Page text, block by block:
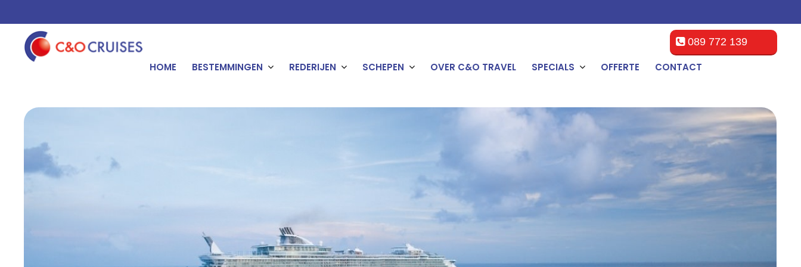
089 772 139
CONTACT
OFFERTE
SPECIALS
OVER C&O TRAVEL
SCHEPEN
REDERIJEN
BESTEMMINGEN
HOME